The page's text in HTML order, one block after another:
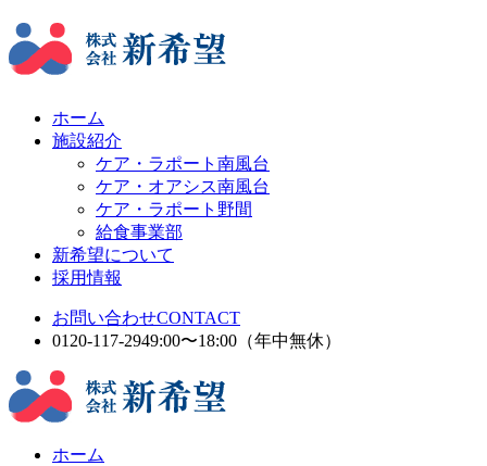
ホーム
施設紹介
ケア・ラポート南風台
ケア・オアシス南風台
ケア・ラポート野間
給食事業部
新希望について
採用情報
お問い合わせCONTACT
0120-117-2949:00〜18:00（年中無休）
ホーム